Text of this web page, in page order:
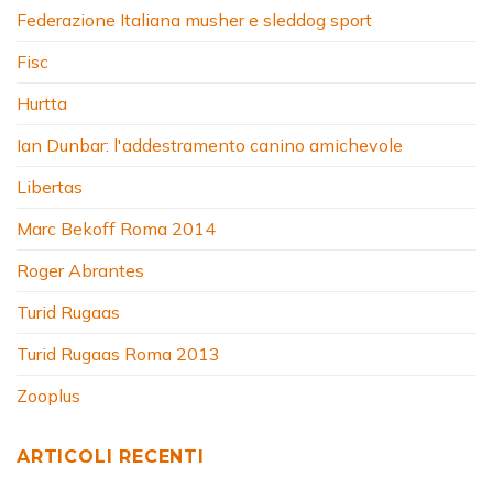
Federazione Italiana musher e sleddog sport
Fisc
Hurtta
Ian Dunbar: l'addestramento canino amichevole
Libertas
Marc Bekoff Roma 2014
Roger Abrantes
Turid Rugaas
Turid Rugaas Roma 2013
Zooplus
ARTICOLI RECENTI